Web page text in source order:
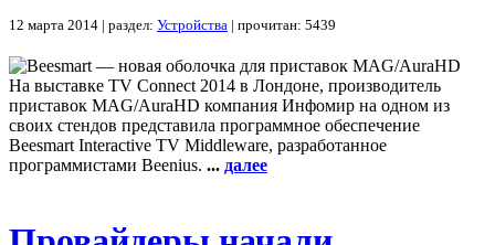
12 марта 2014 | раздел: Устройства | прочитан: 5439
На выставке TV Connect 2014 в Лондоне, производитель
приставок MAG/AuraHD компания Инфомир на одном из
своих стендов представила программное обеспечение
Beesmart Interactive TV Middleware, разработанное
программистами Beenius. ... далее